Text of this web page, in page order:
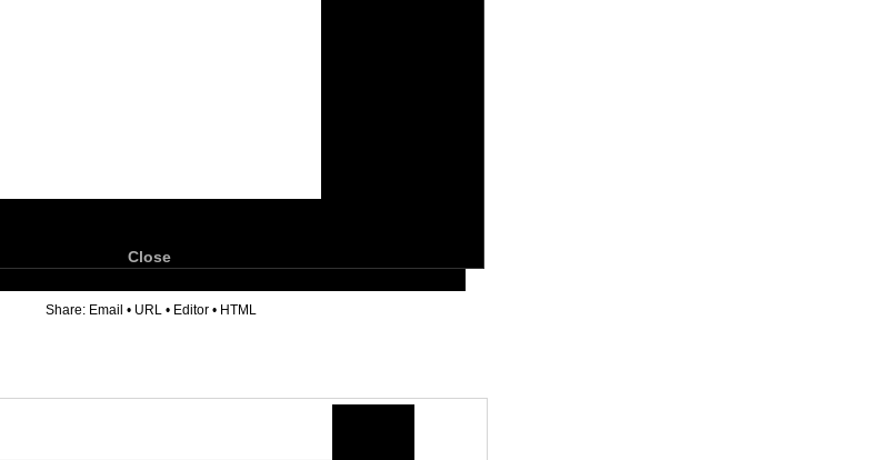
Close
Share: Email • URL • Editor • HTML